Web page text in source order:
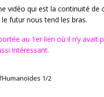
vidéo qui est la continuité
futur nous tend les bras.
au 1er lien où il n’y
intéressant.
1/2